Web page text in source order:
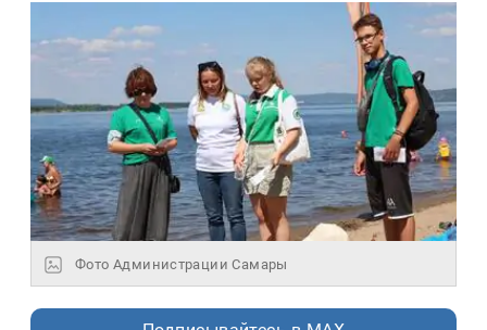
Фото Администрации Самары